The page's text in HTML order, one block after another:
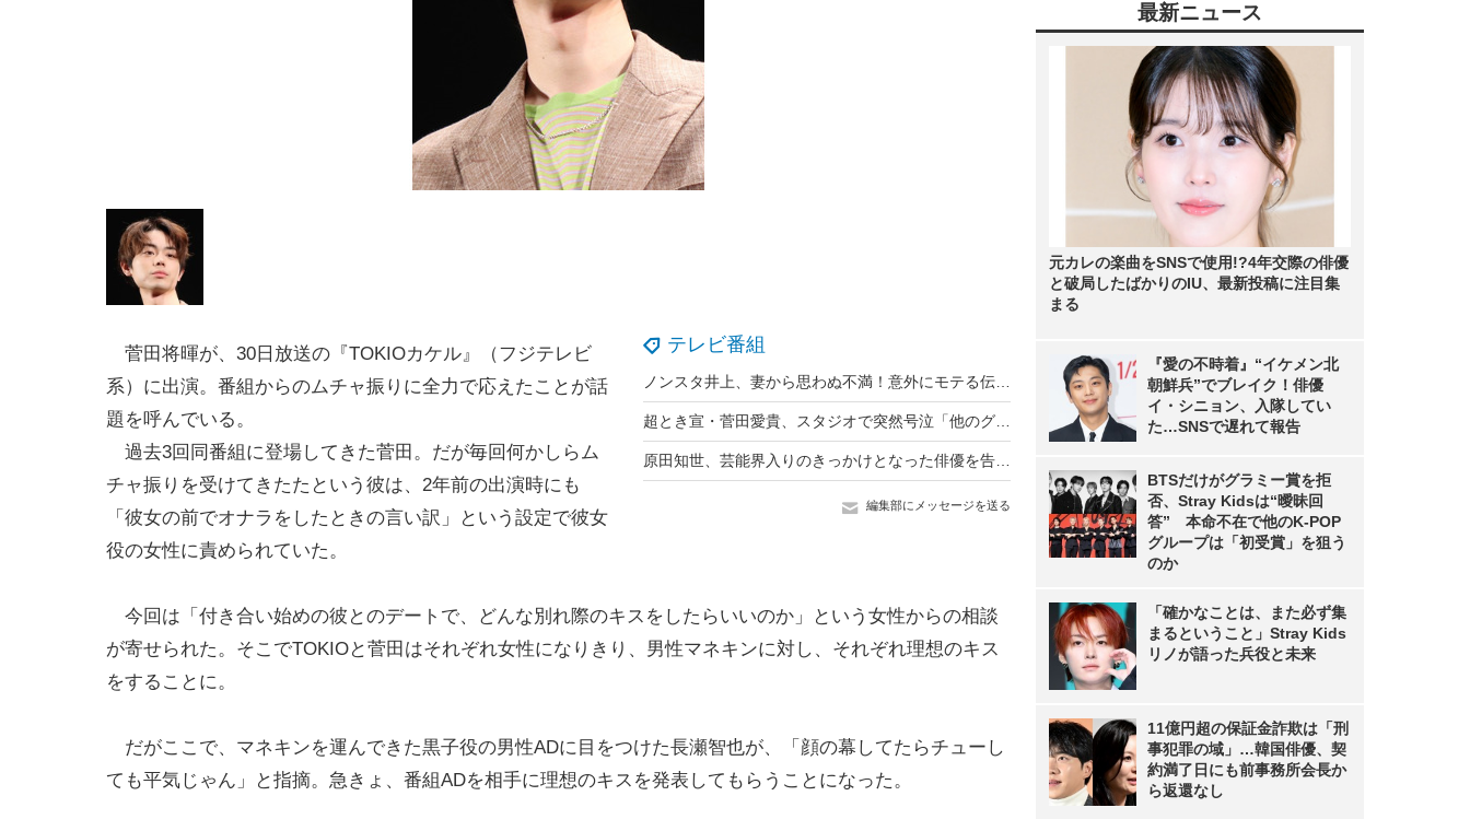
テレビ番組
編集部にメッセージを送る
菅田将暉が、30日放送の『TOKIOカケル』（フジテレビ
系）に出演。番組からのムチャ振りに全力で応えたことが話
題を呼んでいる。
過去3回同番組に登場してきた菅田。だが毎回何かしらム
チャ振りを受けてきたたという彼は、2年前の出演時にも
「彼女の前でオナラをしたときの言い訳」という設定で彼女
役の女性に責められていた。
今回は「付き合い始めの彼とのデートで、どんな別れ際のキスをしたらいいのか」という女性からの相談
が寄せられた。そこでTOKIOと菅田はそれぞれ女性になりきり、男性マネキンに対し、それぞれ理想のキス
をすることに。
だがここで、マネキンを運んできた黒子役の男性ADに目をつけた長瀬智也が、「顔の幕してたらチューし
ても平気じゃん」と指摘。急きょ、番組ADを相手に理想のキスを発表してもらうことになった。
最新ニュース
元カレの楽曲をSNSで使用!?4年交際の俳優
と破局したばかりのIU、最新投稿に注目集
まる
『愛の不時着』“イケメン北
朝鮮兵”でブレイク！俳優
イ・シニョン、入隊してい
た…SNSで遅れて報告
BTSだけがグラミー賞を拒
否、Stray Kidsは“曖昧回
答” 本命不在で他のK-POP
グループは「初受賞」を狙う
のか
「確かなことは、また必ず集
まるということ」Stray Kids
リノが語った兵役と未来
11億円超の保証金詐欺は「刑
事犯罪の域」…韓国俳優、契
約満了日にも前事務所会長か
ら返還なし